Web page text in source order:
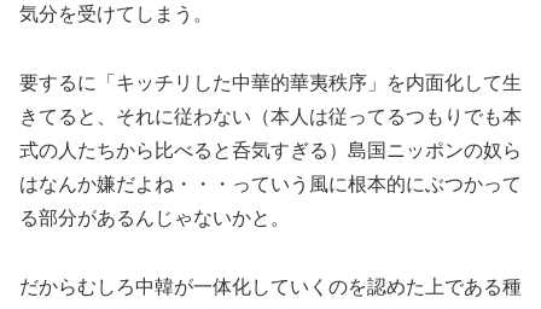
気分を受けてしまう。
要するに「キッチリした中華的華夷秩序」を内面化して生
きてると、それに従わない（本人は従ってるつもりでも本
式の人たちから比べると呑気すぎる）島国ニッポンの奴ら
はなんか嫌だよね・・・っていう風に根本的にぶつかって
る部分があるんじゃないかと。
だからむしろ中韓が一体化していくのを認めた上である種